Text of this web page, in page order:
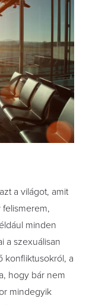
a világot, amit
minden
a szexuálisan
konfliktusokról, a
hogy bár nem
mindegyik